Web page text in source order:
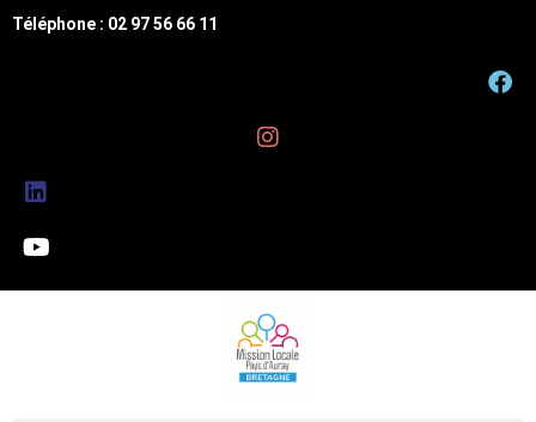
Téléphone : 02 97 56 66 11